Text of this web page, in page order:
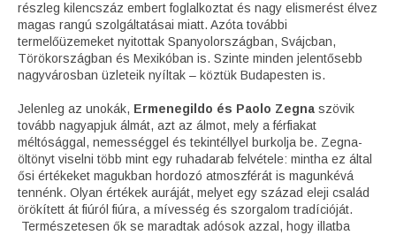
részleg kilencszáz embert foglalkoztat és nagy elismerést élvez
magas rangú szolgáltatásai miatt. Azóta további
termelőüzemeket nyitottak Spanyolországban, Svájcban,
Törökországban és Mexikóban is. Szinte minden jelentősebb
nagyvárosban üzleteik nyíltak – köztük Budapesten is.
Jelenleg az unokák, Ermenegildo és Paolo Zegna szövik
tovább nagyapjuk álmát, azt az álmot, mely a férfiakat
méltósággal, nemességgel és tekintéllyel burkolja be. Zegna-
öltönyt viselni több mint egy ruhadarab felvétele: mintha ez által
ősi értékeket magukban hordozó atmoszférát is magunkévá
tennénk. Olyan értékek auráját, melyet egy század eleji család
örökített át fiúról fiúra, a mívesség és szorgalom tradícióját.
Természetesen ők se maradtak adósok azzal, hogy illatba